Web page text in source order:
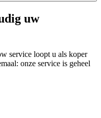
uw
service loopt u als koper
onze service is geheel